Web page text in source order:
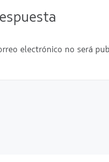
electrónico no será